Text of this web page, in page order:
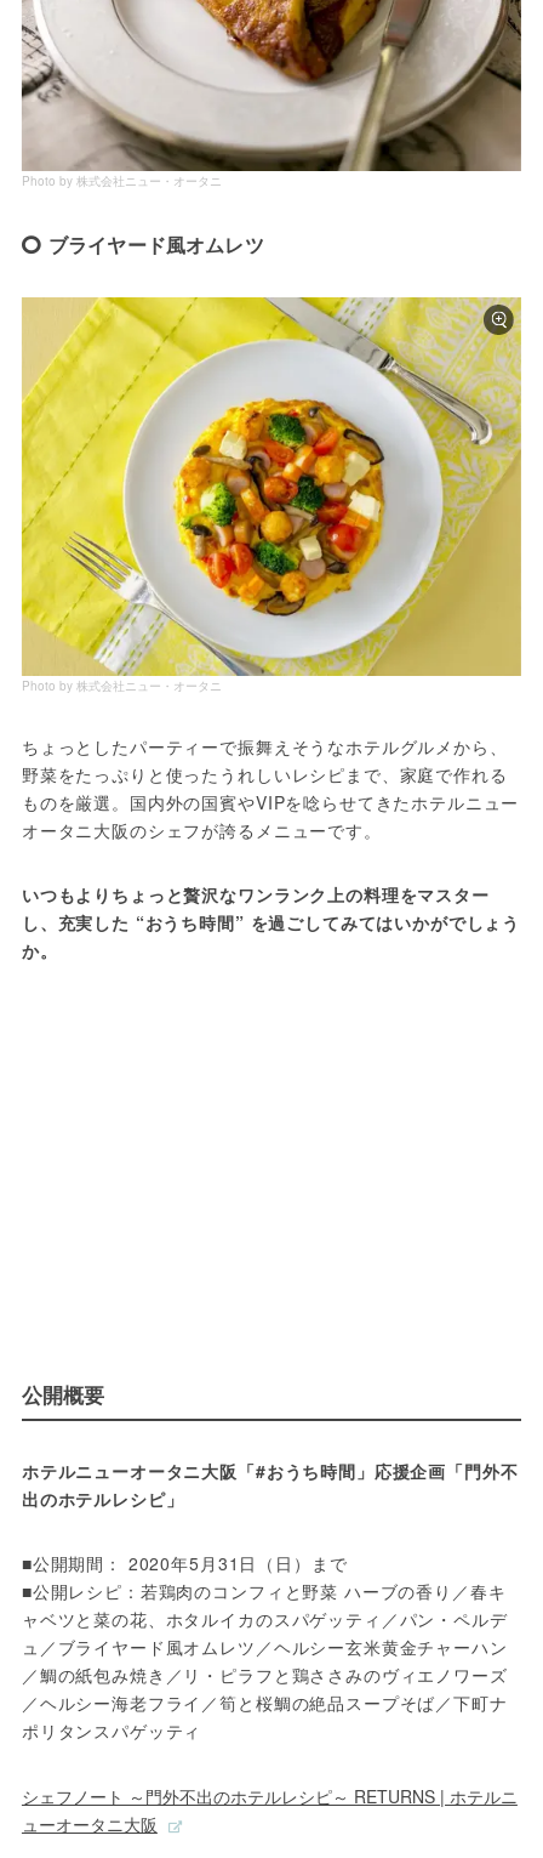
Photo by 株式会社ニュー・オータニ
ブライヤード風オムレツ
Photo by 株式会社ニュー・オータニ
ちょっとしたパーティーで振舞えそうなホテルグルメから、
野菜をたっぷりと使ったうれしいレシピまで、家庭で作れる
ものを厳選。国内外の国賓やVIPを唸らせてきたホテルニュー
オータニ大阪のシェフが誇るメニューです。
いつもよりちょっと贅沢なワンランク上の料理をマスター
し、充実した “おうち時間” を過ごしてみてはいかがでしょう
か。
公開概要
ホテルニューオータニ大阪「#おうち時間」応援企画「門外不
出のホテルレシピ」
■公開期間： 2020年5月31日（日）まで
■公開レシピ：若鶏肉のコンフィと野菜 ハーブの香り／春キ
ャベツと菜の花、ホタルイカのスパゲッティ／パン・ペルデ
ュ／ブライヤード風オムレツ／ヘルシー玄米黄金チャーハン
／鯛の紙包み焼き／リ・ピラフと鶏ささみのヴィエノワーズ
／ヘルシー海老フライ／筍と桜鯛の絶品スープそば／下町ナ
ポリタンスパゲッティ
シェフノート ～門外不出のホテルレシピ～ RETURNS | ホテルニ
ューオータニ大阪